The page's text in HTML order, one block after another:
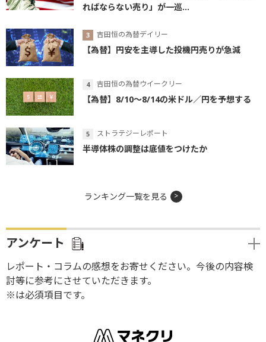
ればならない売り」が一巡...
吉田恒の為替デイリー
【為替】円安を主導した投機円売りが急減
吉田恒の為替ウイークリー
【為替】8/10～8/14の米ドル／円を予想する
ストラテジーレポート
半導体株の調整は底値をつけたか
ランキング一覧を見る
アンケート
レポート・コラムの感想をお寄せください。今後の内容検
討等に参考にさせていただきます。
※は必須項目です。